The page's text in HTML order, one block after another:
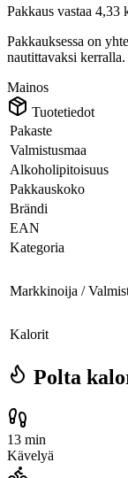
Pakkaus vastaa 4,33
Pakkauksessa on
nautittavaksi kerralla.
Mainos
Tuotetiedot
Pakaste
Valmistusmaa
Alkoholipitoisuus
Pakkauskoko
Brändi
EAN
Kategoria
Markkinoija /
Kalorit
Polta
13 min
Kävelyä